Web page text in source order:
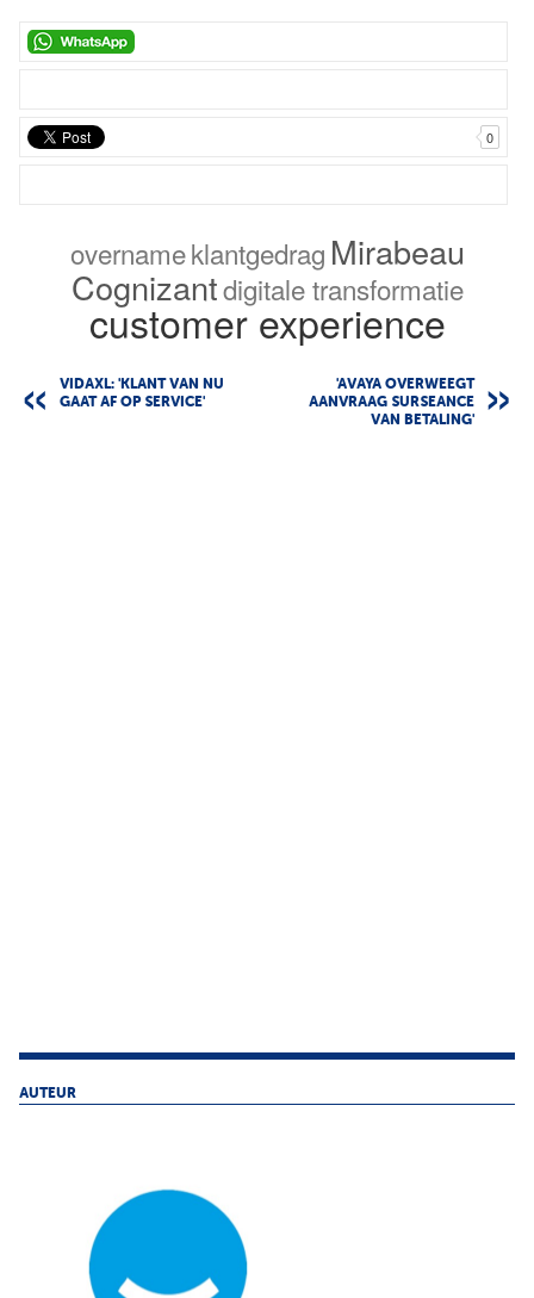
0
overnameklantgedrag Mirabeau
Cognizantdigitale transformatie
customer experience
VIDAXL: 'KLANT VAN NU
GAAT AF OP SERVICE'
'AVAYA OVERWEEGT
AANVRAAG SURSEANCE
VAN BETALING'
AUTEUR